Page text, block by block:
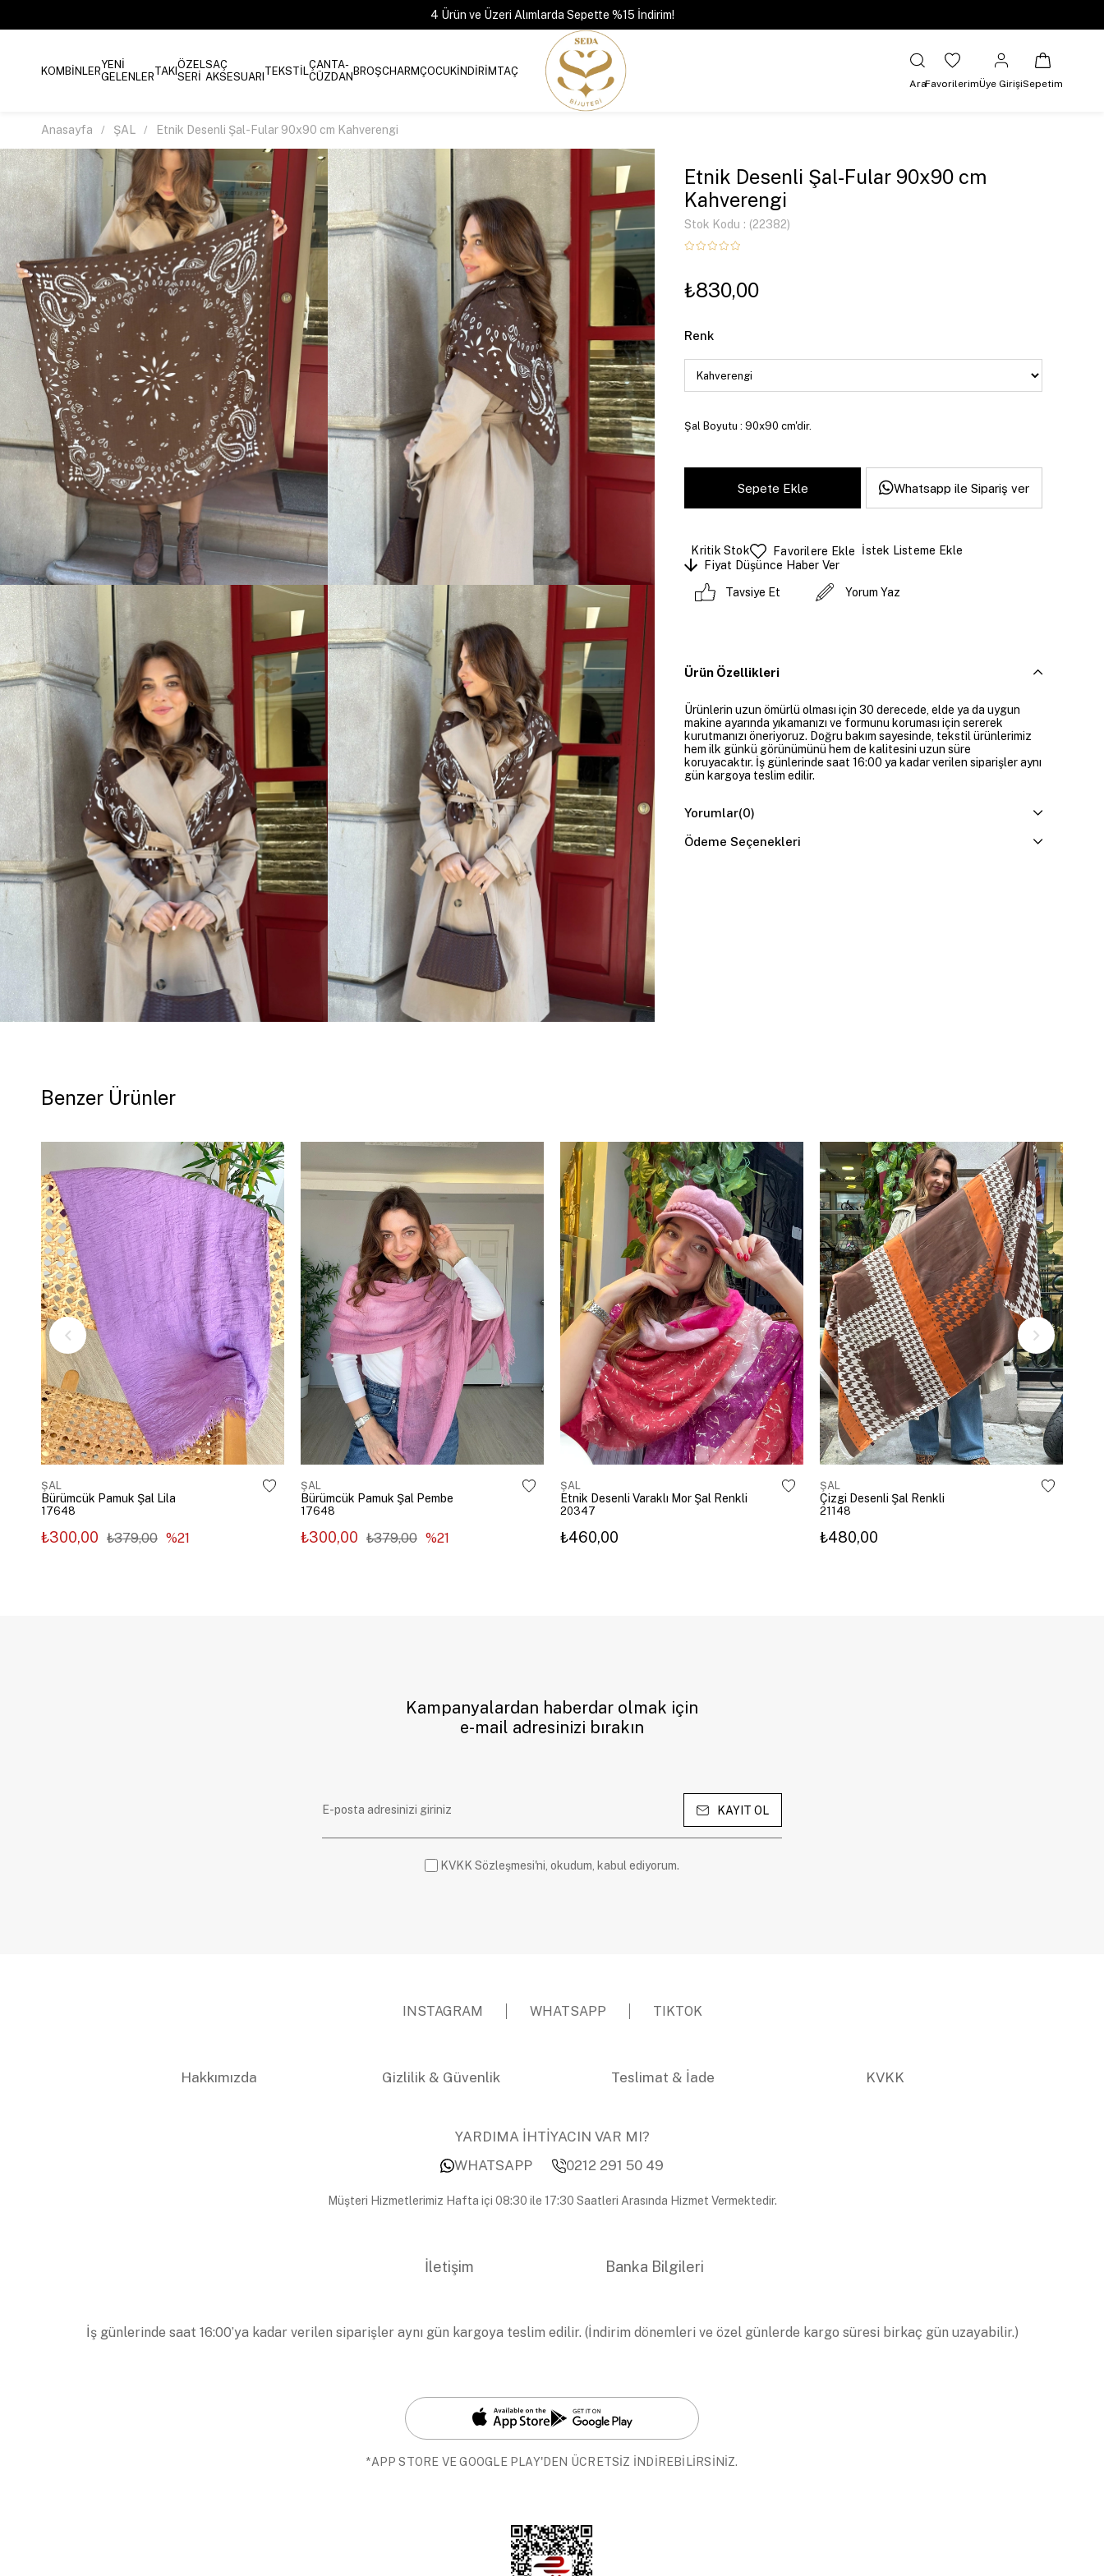
4 Ürün ve Üzeri Alımlarda Sepette %15 İndirim!
KOMBİNLERYENİ
GELENLERTAKIÖZEL
SERİ
SAÇ
AKSESUARI TEKSTİLÇANTA-
CÜZDANBROŞCHARMÇOCUKİNDİRİMTAÇ
AraFavorilerimÜye GirişiSepetim
Anasayfa ŞAL Etnik Desenli Şal-Fular 90x90 cm Kahverengi
Etnik Desenli Şal-Fular 90x90 cm
Kahverengi
Stok Kodu (22382)
₺830,00
Renk
Şal Boyutu : 90x90 cm'dir.
Whatsapp ile Sipariş ver
Kritik Stok Favorilere Ekle
İstek Listeme Ekle
Fiyat Düşünce Haber Ver
Tavsiye Et Yorum Yaz
Ürün Özellikleri
Ürünlerin uzun ömürlü olması için 30 derecede, elde ya da uygun
makine ayarında yıkamanızı ve formunu koruması için sererek
kurutmanızı öneriyoruz. Doğru bakım sayesinde, tekstil ürünlerimiz
hem ilk günkü görünümünü hem de kalitesini uzun süre
koruyacaktır. İş günlerinde saat 16:00 ya kadar verilen siparişler aynı
gün kargoya teslim edilir.
Yorumlar(0)
Ödeme Seçenekleri
Benzer Ürünler
ŞAL
Bürümcük Pamuk Şal Lila
17648
₺300,00 ₺379,00 %21
ŞAL
Bürümcük Pamuk Şal Pembe
17648
₺300,00 ₺379,00 %21
ŞAL
Etnik Desenli Varaklı Mor Şal Renkli
20347
₺460,00
ŞAL
Çizgi Desenli Şal Renkli
21148
₺480,00
Kampanyalardan haberdar olmak için
e-mail adresinizi bırakın
KAYIT OL
KVKK Sözleşmesi'ni, okudum, kabul ediyorum.
INSTAGRAM WHATSAPP TIKTOK
Hakkımızda Gizlilik & Güvenlik Teslimat & İade KVKK
YARDIMA İHTİYACIN VAR MI?
WHATSAPP
0212 291 50 49
Müşteri Hizmetlerimiz Hafta içi 08:30 ile 17:30 Saatleri Arasında Hizmet Vermektedir.
İletişim Banka Bilgileri
İş günlerinde saat 16:00’ya kadar verilen siparişler aynı gün kargoya teslim edilir. (İndirim dönemleri ve özel günlerde kargo süresi birkaç gün uzayabilir.)
*APP STORE VE GOOGLE PLAY'DEN ÜCRETSİZ İNDİREBİLİRSİNİZ.